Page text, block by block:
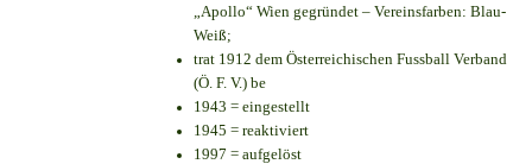
„Apollo“ Wien gegründet – Vereinsfarben: Blau-
Weiß;
trat 1912 dem Österreichischen Fussball Verband
(Ö. F. V.) be
1943 = eingestellt
1945 = reaktiviert
1997 = aufgelöst